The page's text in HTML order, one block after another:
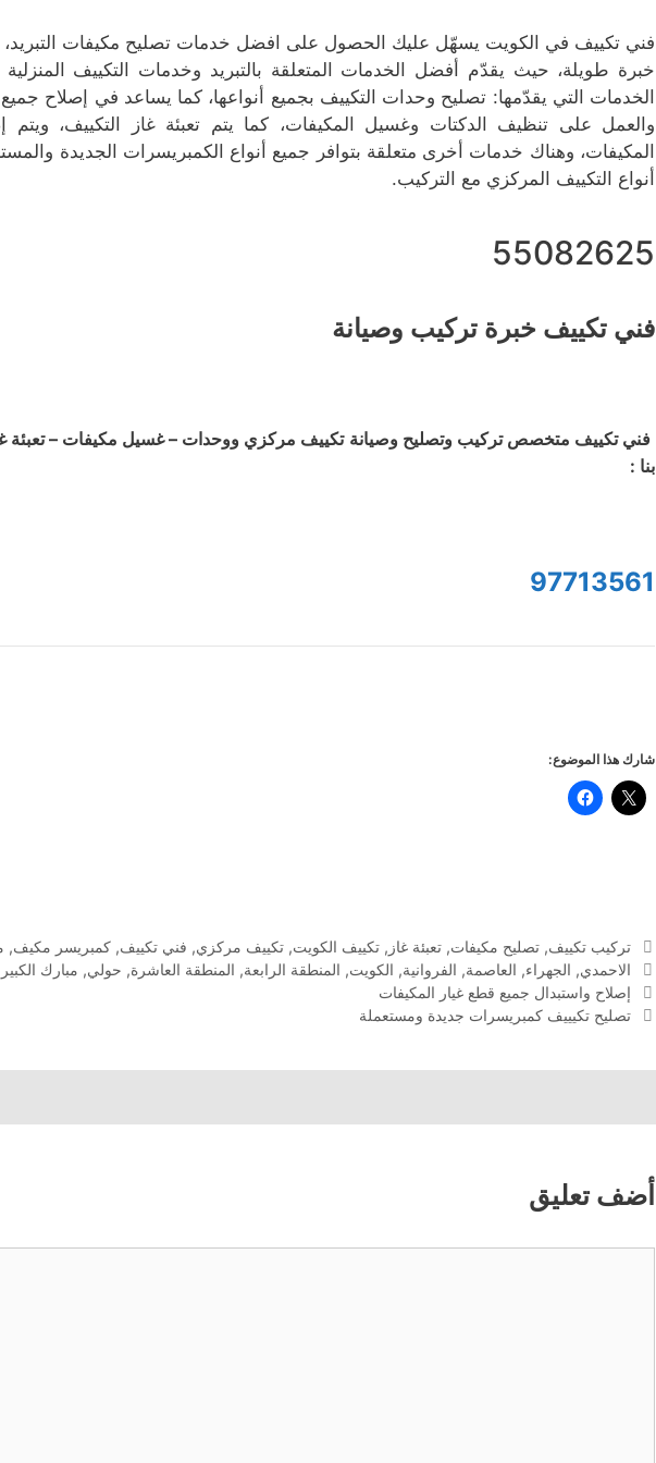
فني تكييف في الكويت يسهّل عليك الحصول على افضل خدمات تصليح مكيفات التبريد،
خبرة طويلة، حيث يقدّم أفضل الخدمات المتعلقة بالتبريد وخدمات التكييف
الخدمات التي يقدّمها: تصليح وحدات التكييف بجميع أنواعها، كما يساعد في إصلاح
والعمل على تنظيف الدكتات وغسيل المكيفات، كما يتم تعبئة غاز التكييف، ويتم
المكيفات، وهناك خدمات أخرى متعلقة بتوافر جميع أنواع الكمبريسرات الجديدة
أنواع التكييف المركزي مع التركيب.
55082625
فني تكييف خبرة تركيب وصيانة
فني تكييف متخصص تركيب وتصليح وصيانة تكييف مركزي ووحدات – غسيل مكيفات – تعبئة
بنا :
97713561
شارك هذا الموضوع:
التصنيفات
تركيب تكييف, تصليح مكيفات, تعبئة غاز , تكييف الكويت, تكييف مركزي, فني تكييف, كمبريسر مكيف,
الوسوم
الاحمدي, الجهراء, العاصمة, الفروانية, الكويت, المنطقة الرابعة, المنطقة العاشرة, حولي, مبارك الكبير
إصلاح واستبدال جميع قطع غيار المكيفات
تصليح تكيييف كمبريسرات جديدة ومستعملة
أضف تعليق